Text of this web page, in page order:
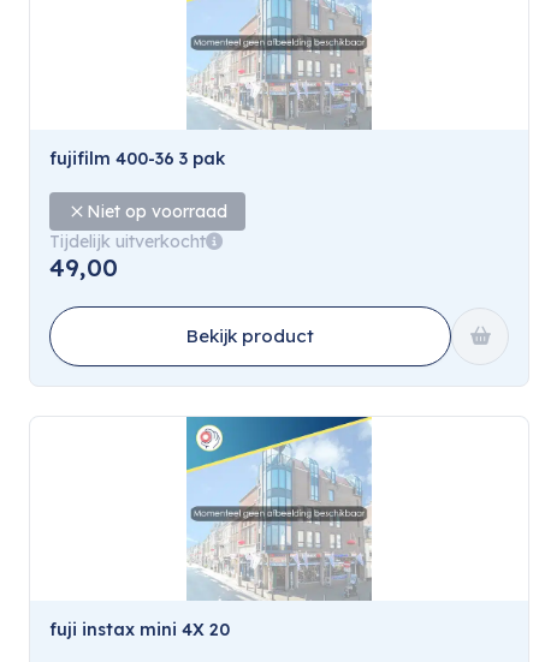
fujifilm 400-36 3 pak
Niet op voorraad
Tijdelijk uitverkocht
49,00
Bekijk product
fuji instax mini 4X 20